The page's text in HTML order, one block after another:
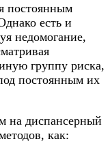
постоянным
есть и
недомогание,
группу риска,
постоянным их
на диспансерный
как: